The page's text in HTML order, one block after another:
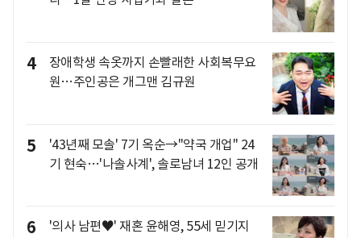
4
장애학생 속옷까지 손빨래한 사회복무요
원…주인공은 개그맨 김규원
5
'43년째 모솔' 7기 옥순→"약국 개업" 24
기 현숙…'나솔사계', 솔로남녀 12인 공개
6
'의사 남편♥' 재혼 윤해영, 55세 믿기지